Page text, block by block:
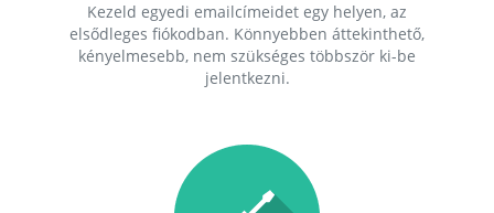
Kezeld egyedi emailcímeidet egy helyen, az
elsődleges fiókodban. Könnyebben áttekinthető,
kényelmesebb, nem szükséges többször ki-be
jelentkezni.